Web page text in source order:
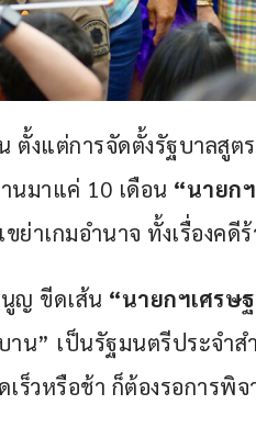
ตั้งแต่การจัดตั้งรัฐบาลสูต
นมาแค่ 10 เดือน “นายก
ย่าเกมอำนาจ ทั้งเรื่องคดี
นูญ ขีดเส้น “นายกฯเศรษ
น” เป็นรัฐมนตรีประจำส
วหรือช้า ก็ต้องรอการพิ